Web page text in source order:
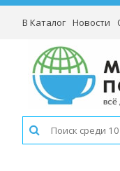
В Каталог Новости